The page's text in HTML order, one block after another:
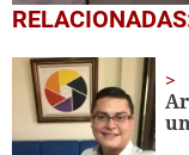
0
seconds
minute,
56
seconds